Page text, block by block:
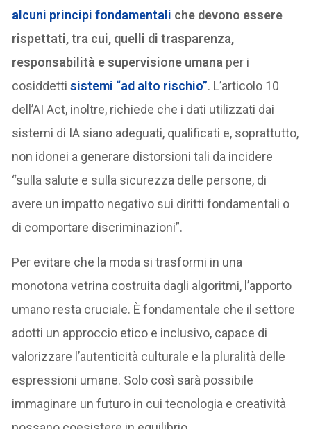
alcuni principi fondamentali che devono essere
rispettati, tra cui, quelli di trasparenza,
responsabilità e supervisione umana per i
cosiddetti sistemi “ad alto rischio”. L’articolo 10
dell’AI Act, inoltre, richiede che i dati utilizzati dai
sistemi di IA siano adeguati, qualificati e, soprattutto,
non idonei a generare distorsioni tali da incidere
“sulla salute e sulla sicurezza delle persone, di
avere un impatto negativo sui diritti fondamentali o
di comportare discriminazioni”.
Per evitare che la moda si trasformi in una
monotona vetrina costruita dagli algoritmi, l’apporto
umano resta cruciale. È fondamentale che il settore
adotti un approccio etico e inclusivo, capace di
valorizzare l’autenticità culturale e la pluralità delle
espressioni umane. Solo così sarà possibile
immaginare un futuro in cui tecnologia e creatività